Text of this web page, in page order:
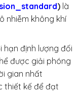
) là
nhiễm không khí
hạn định lượng đối
được giải phóng
gian nhất
thiết kế để đạt